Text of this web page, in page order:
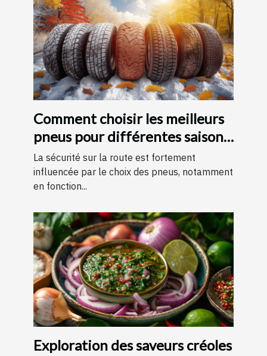
Comment choisir les meilleurs
pneus pour différentes saisons
?
La sécurité sur la route est fortement
influencée par le choix des pneus, notamment
en fonction...
Exploration des saveurs créoles